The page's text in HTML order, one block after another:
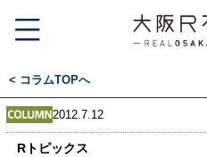
< コラムTOPへ
2012.7.12
Rトピックス